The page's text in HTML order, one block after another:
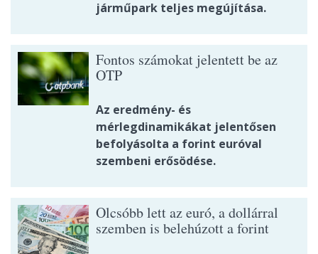
járműpark teljes megújítása.
Fontos számokat jelentett be az
OTP
Az eredmény- és
mérlegdinamikákat jelentősen
befolyásolta a forint euróval
szembeni erősödése.
Olcsóbb lett az euró, a dollárral
szemben is belehúzott a forint